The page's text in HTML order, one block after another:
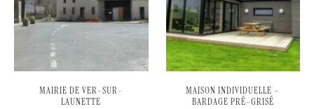
MAIRIE DE VER-SUR-
LAUNETTE
MAISON INDIVIDUELLE –
BARDAGE PRÉ-GRISÉ